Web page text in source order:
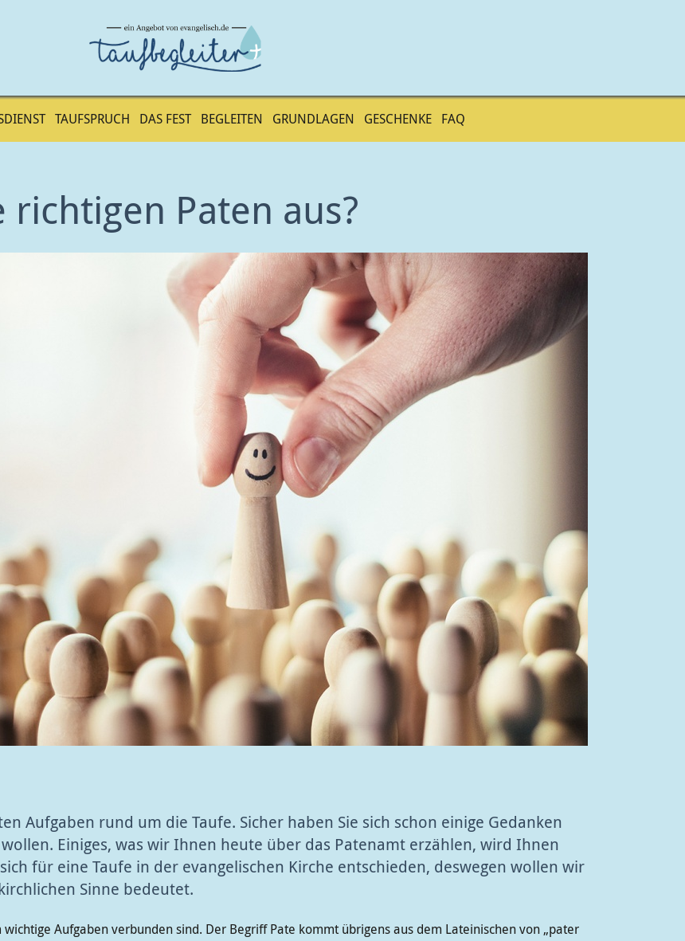
TAUFSPRUCH DAS FEST BEGLEITEN GRUNDLAGEN GESCHENKE FAQ
richtigen Paten aus?
Aufgaben rund um die Taufe. Sicher haben Sie sich schon einige Gedanken
Einiges, was wir Ihnen heute über das Patenamt erzählen, wird Ihnen
für eine Taufe in der evangelischen Kirche entschieden, deswegen wollen wir
Sinne bedeutet.
Aufgaben verbunden sind. Der Begriff Pate kommt übrigens aus dem Lateinischen von „pater